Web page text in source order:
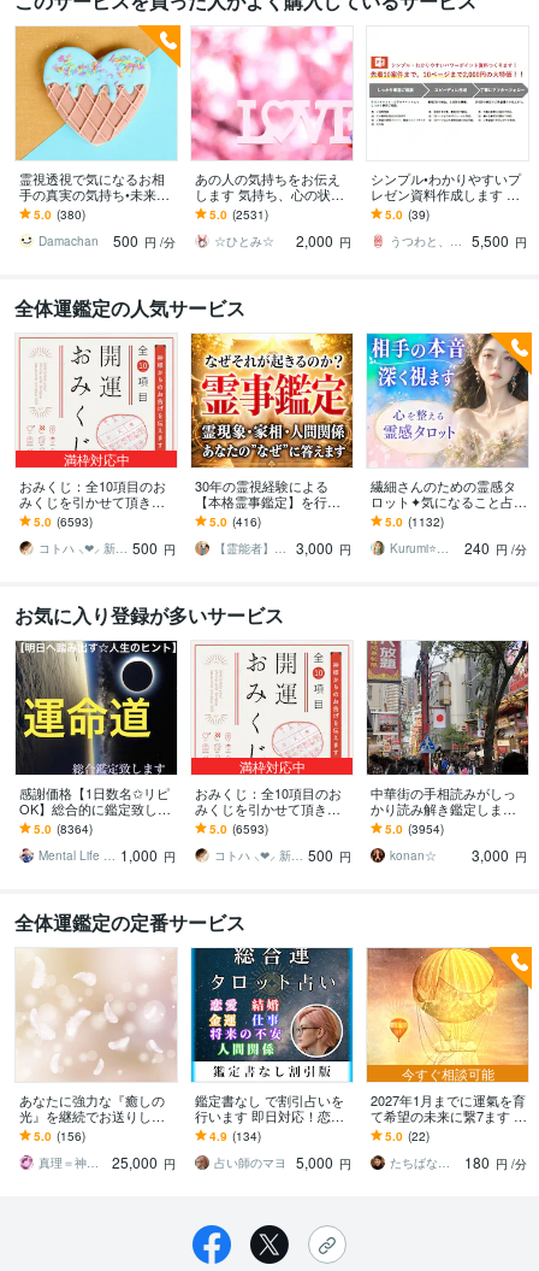
霊視透視で気になるお相
手の真実の気持ち•未来視
ます どんな悩みでも⭐︎人間
関係•未来•気持ち•動く時
期•視ます
5.0 (380)
Damachan
500 円 /分
あの人の気持ちをお伝え
します 気持ち、心の状
態、考え方の癖などあの
人の素顔をお伝えします
5.0 (2531)
☆ひとみ☆
2,000 円
シンプル•わかりやすいプ
レゼン資料作成します パ
ワポ歴25年、企画プラン
ナーがパワーポイントの
資料を作成。
5.0 (39)
うつわと、マーケティング つむぐ舎
5,500 円
全体運鑑定の人気サービス
満枠対応中
おみくじ：全10項目のお
みくじを引かせて頂きま
す ㊙あなた様がこの先ど
う進むかの道しるべにな
さってください！
5.0 (6593)
コトハ ⸜❤︎⸝ 新サービス提供開始✨️ 500 円
30年の霊視経験による
【本格霊事鑑定】を行い
ます 霊現象・家相・家
系・先祖・土地・人間関
係・悪縁・因縁・厄払い
5.0 (416)
【霊能者】天晴
3,000 円
繊細さんのための霊感タ
ロット✦気になること占い
ます 不安やモヤモヤを整
理し、あなたの自分軸を
整えます⭐️
5.0 (1132)
Kurumi⭐️精霊占い
240 円 /分
お気に入り登録が多いサービス
感謝価格【1日数名✩リピ
OK】総合的に鑑定致しま
す ✞後悔させません【未
来を良くする✩人生のヒン
ト】アドバイス付
5.0 (8364)
Mental Life Design 1,000 円
満枠対応中
おみくじ：全10項目のお
みくじを引かせて頂きま
す ㊙あなた様がこの先ど
う進むかの道しるべにな
さってください！
5.0 (6593)
コトハ ⸜❤︎⸝ 新サービス提供開始✨️ 500 円
中華街の手相読みがしっ
かり読み解き鑑定します
☆今後10年ほどの流れか
ら、良い時期、悪い時期
もお伝えします
5.0 (3954)
konan☆
3,000 円
全体運鑑定の定番サービス
あなたに強力な『癒しの
光』を継続でお送りしま
す 辛い所があり、癒しを
求めている方へ
5.0 (156)
真理＝神理の伝達人
25,000 円
鑑定書なし で割引占いを
行います 即日対応！恋
愛・結婚・金運・仕事・
将来の不安・人間関係な
ど！
4.9 (134)
占い師のマヨ
5,000 円
今すぐ相談可能
2027年1月までに運氣を育
て希望の未来に繋7ます 変
化・変革の時代、チャン
スをつかむため暦を活用
しましょう！
5.0 (22)
たちばなふみか（舘花史圭）
180 円 /分